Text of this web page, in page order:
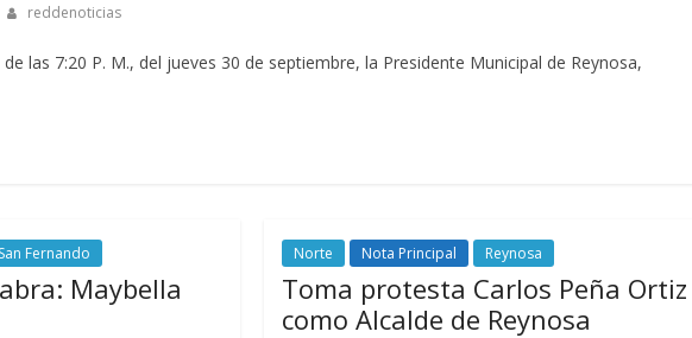
reddenoticias
de las 7:20 P. M., del jueves 30 de septiembre, la Presidente Municipal de Reynosa,
San Fernando
Maybella
Norte Nota Principal Reynosa
Toma protesta Carlos Peña Ortiz
como Alcalde de Reynosa